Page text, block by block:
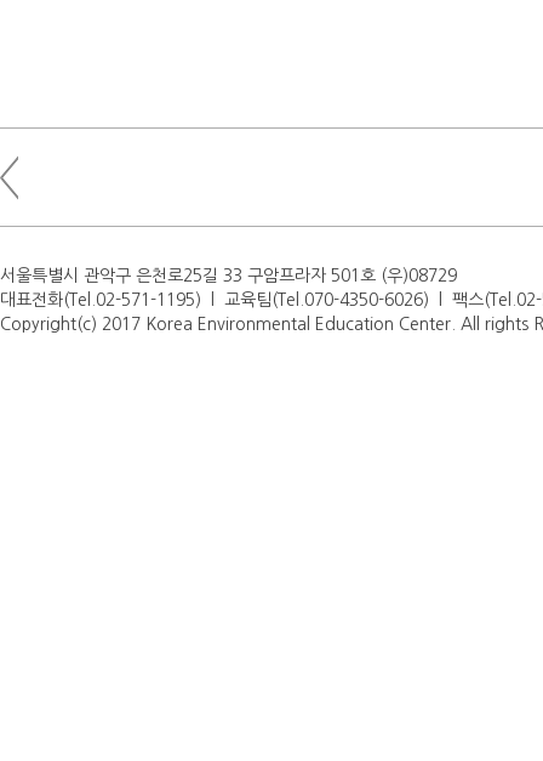
서울특별시 관악구 은천로25길 33 구암프라자 501호 (우)08729
대표전화(Tel.02-571-1195) l 교육팀(Tel.070-4350-6026) l 팩스
Copyright(c) 2017 Korea Environmental Education Center. All rights